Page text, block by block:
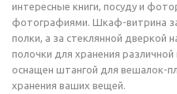
интересные книги, посуду и
фотографиями. Шкаф-витрина
полки, а за стеклянной дверкой
полочки для хранения
оснащен штангой для вешалок-
хранения ваших вещей.